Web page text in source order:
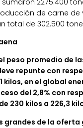
sumaron 2275.400
de carne de
total de 302.500
peso promedio de
repunte con
kilos, en el global
del 2,8% con
230 kilos a 226,3
grandes de la oferta